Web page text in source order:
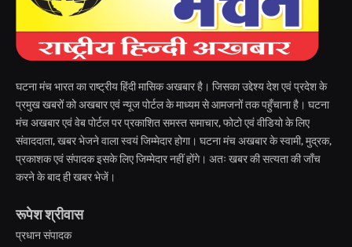
घटना मंच भारत का राष्ट्रीय हिंदी मासिक अखबार है। जिसका उद्देश्य देश एवं प्रदेश के
प्रमुख खबरों को अखबार एवं न्यूज पोर्टल के माध्यम से आमजनों तक पहुँचाना है। घटना
मंच अखबार एवं वेब पोर्टल पर प्रकाशित समस्त समाचार, फोटो एवं वीडियो के लिए
संवाददाता, खबर भेजने वाला स्वयं जिम्मेदार होगा। घटना मंच अखबार के स्वामी, मुद्रक,
प्रकाशक एवं संपादक इसके लिए जिम्मेदार नहीं होंगे। अतः खबर की सत्यता की जाँच
करने के बाद ही खबर भेजें।
रूपेश श्रीवास
प्रधान संपादक